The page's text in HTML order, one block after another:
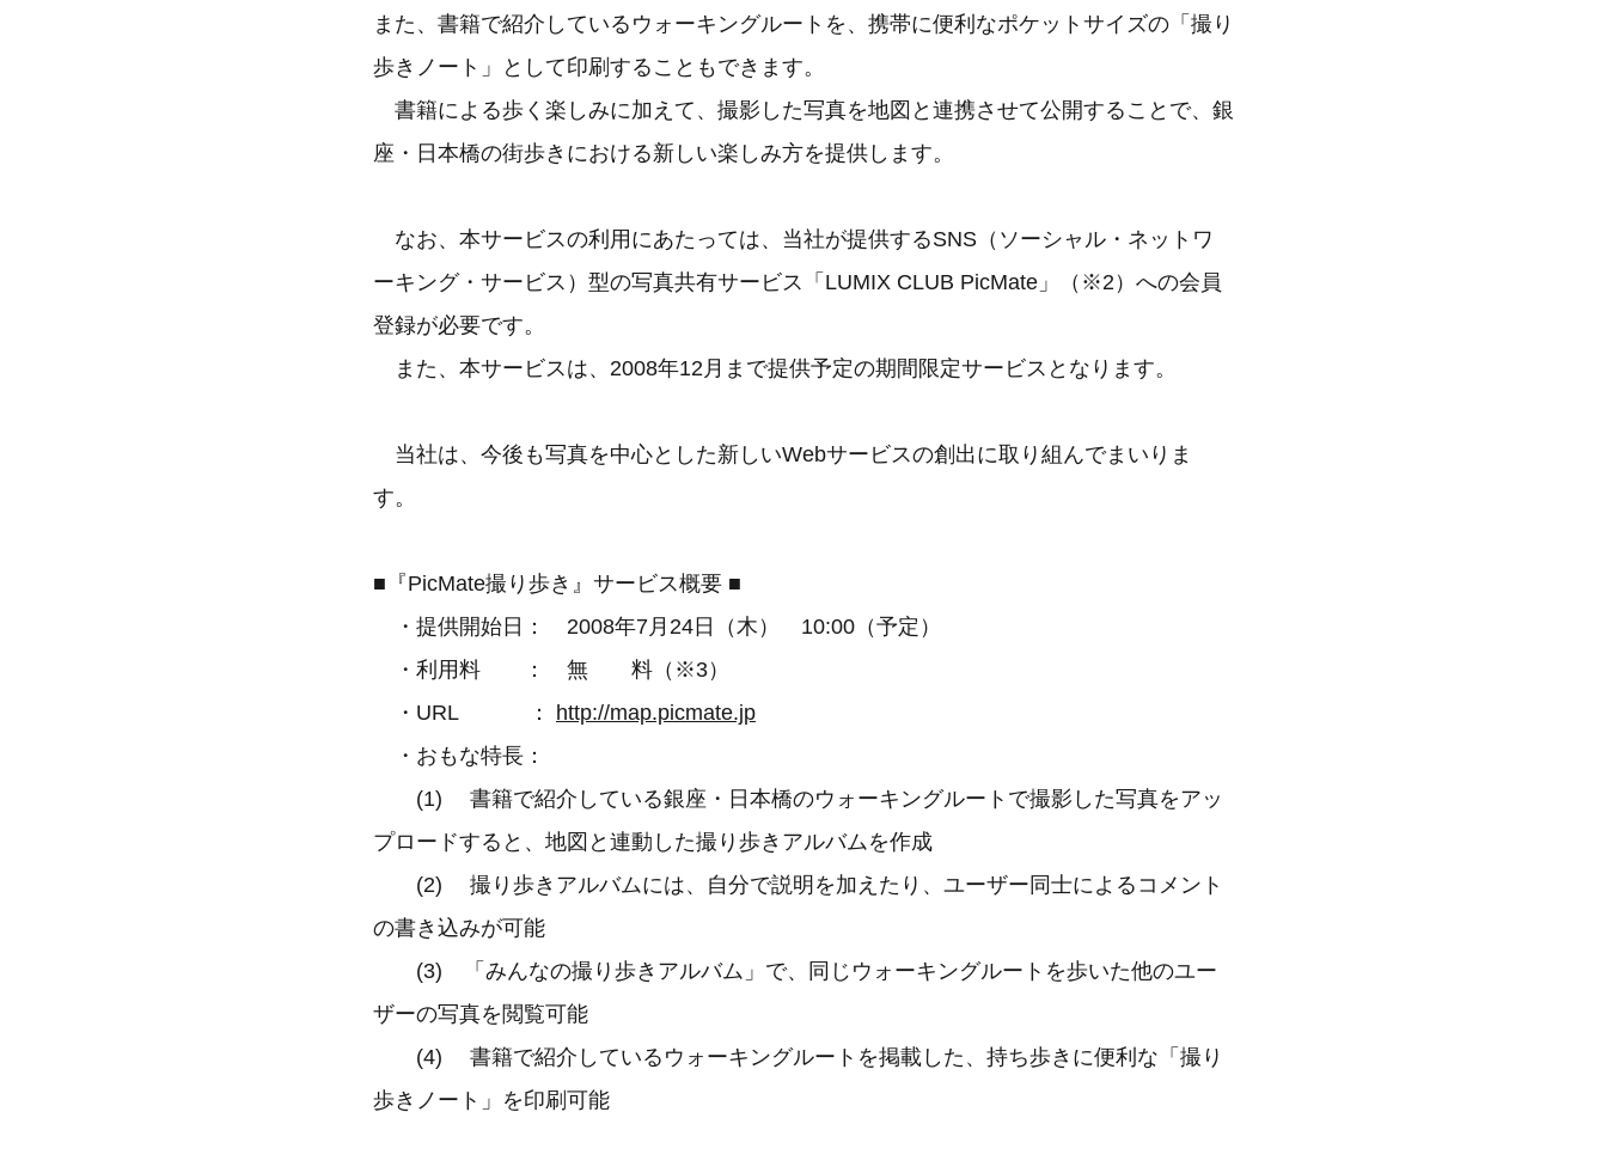
また、書籍で紹介しているウォーキングルートを、携帯に便利なポケットサイズの「撮り
歩きノート」として印刷することもできます。
書籍による歩く楽しみに加えて、撮影した写真を地図と連携させて公開することで、銀
座・日本橋の街歩きにおける新しい楽しみ方を提供します。
なお、本サービスの利用にあたっては、当社が提供するSNS（ソーシャル・ネットワ
ーキング・サービス）型の写真共有サービス「LUMIX CLUB PicMate」（※2）への会員
登録が必要です。
また、本サービスは、2008年12月まで提供予定の期間限定サービスとなります。
当社は、今後も写真を中心とした新しいWebサービスの創出に取り組んでまいりま
す。
■『PicMate撮り歩き』サービス概要 ■
・提供開始日： 2008年7月24日（木） 10:00（予定）
・利用料 ： 無 料（※3）
・URL ： http://map.picmate.jp
・おもな特長：
(1) 書籍で紹介している銀座・日本橋のウォーキングルートで撮影した写真をアッ
プロードすると、地図と連動した撮り歩きアルバムを作成
(2) 撮り歩きアルバムには、自分で説明を加えたり、ユーザー同士によるコメント
の書き込みが可能
(3) 「みんなの撮り歩きアルバム」で、同じウォーキングルートを歩いた他のユー
ザーの写真を閲覧可能
(4) 書籍で紹介しているウォーキングルートを掲載した、持ち歩きに便利な「撮り
歩きノート」を印刷可能